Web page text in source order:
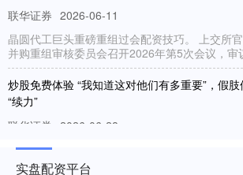
联华证券 2026-06-11
晶圆代工巨头重磅重组过会配资技巧。 上交所
并购重组审核委员会召开2026年第5次会议，审
炒股免费体验 “我知道这对他们有多重要”，假
“续力”
联华证券
2026-06-28
12月9日炒股免费体验，残特奥会田径项目在广
(“我也穿假肢”，假肢修复师为残特奥运动员“续力
实盘配资平台